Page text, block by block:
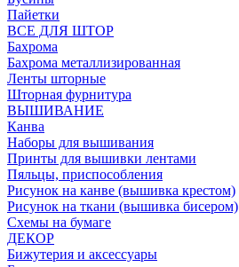
Пайетки
ВСЕ ДЛЯ ШТОР
Бахрома
Бахрома металлизированная
Ленты шторные
Шторная фурнитура
ВЫШИВАНИЕ
Канва
Наборы для вышивания
Принты для вышивки лентами
Пяльцы, приспособления
Рисунок на канве (вышивка крестом)
Рисунок на ткани (вышивка бисером)
Схемы на бумаге
ДЕКОР
Бижутерия и аксессуары